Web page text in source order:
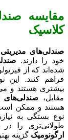
مقایسه
کلاسیک
صندلی‌های مدیریتی
خود را دارند.
شده‌اند که از
فراهم کنند. این
بیشتری هستند و
مقابل، صندلی‌های
هستند و ممکن است
نوع بستگی به
طولانی‌تری را در
ارگونومیک گزینه